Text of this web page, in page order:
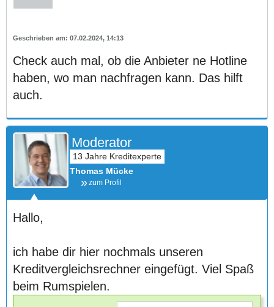
07.02.2024, 14:13
Check auch mal, ob die Anbieter ne Hotline
haben, wo man nachfragen kann. Das hilft
auch.
Moderator
Thomas Mücke
zum Profil
Hallo,
ich habe dir hier nochmals unseren
Kreditvergleichsrechner eingefügt. Viel Spaß
beim Rumspielen.